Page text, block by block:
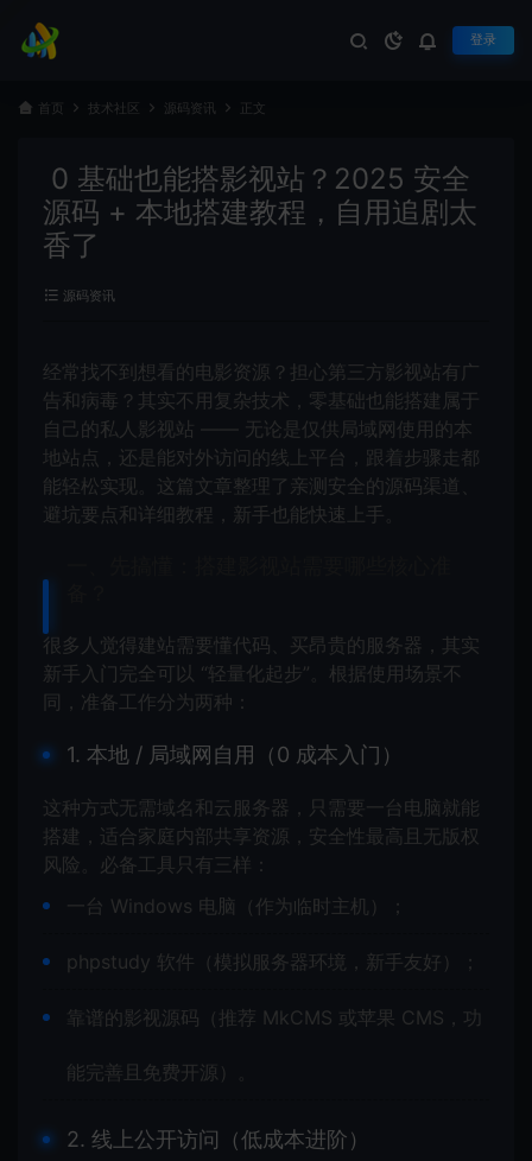
登录
首页 技术社区 源码资讯 正文
0 基础也能搭影视站？2025 安全
源码 + 本地搭建教程，自用追剧太
香了
源码资讯
经常找不到想看的电影资源？担心第三方影视站有广
告和病毒？其实不用复杂技术，零基础也能搭建属于
自己的私人影视站 —— 无论是仅供局域网使用的本
地站点，还是能对外访问的线上平台，跟着步骤走都
能轻松实现。这篇文章整理了亲测安全的源码渠道、
避坑要点和详细教程，新手也能快速上手。
很多人觉得建站需要懂代码、买昂贵的服务器，其实
新手入门完全可以 “轻量化起步”。根据使用场景不
同，准备工作分为两种：
1. 本地 / 局域网自用（0 成本入门）
这种方式无需域名和云服务器，只需要一台电脑就能
搭建，适合家庭内部共享资源，安全性最高且无版权
风险。必备工具只有三样：
一台 Windows 电脑（作为临时主机）；
phpstudy 软件（模拟服务器环境，新手友好）；
靠谱的影视源码（推荐 MkCMS 或苹果 CMS，功
能完善且免费开源）。
2. 线上公开访问（低成本进阶）